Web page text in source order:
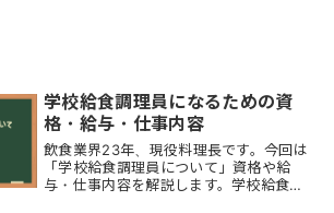
学校給食調理員になるための資
格・給与・仕事内容
飲食業界23年、現役料理長です。今回は
「学校給食調理員について」資格や給
与・仕事内容を解説します。学校給食調